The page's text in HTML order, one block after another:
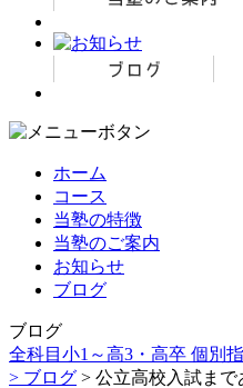
ホーム
コース
当塾の特徴
当塾のご案内
お知らせ
ブログ
ブログ
全科目小1～高3・高卒 個別
> ブログ > 公立高校入試まで